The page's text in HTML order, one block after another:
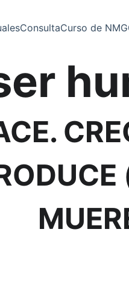
ConsultaCurso de NMG